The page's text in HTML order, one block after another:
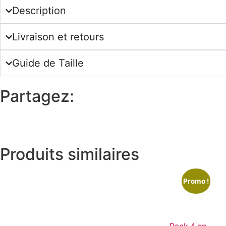
Description
Livraison et retours
Guide de Taille
Partagez:
Produits similaires
Promo !